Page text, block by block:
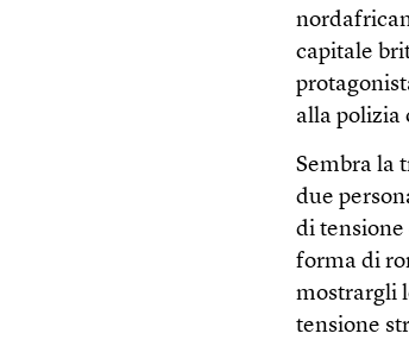
capitale
alla polizia
Sembra la
due
di tensione
forma di
mostrargli
tensione